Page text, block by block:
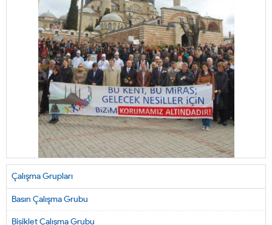
Çalışma Grupları
Basın Çalışma Grubu
Bisiklet Çalışma Grubu